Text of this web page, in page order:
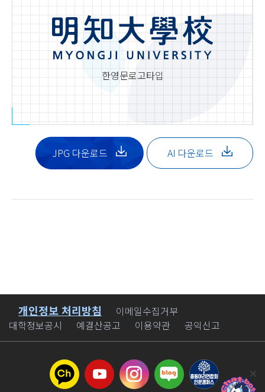
한영문로고타입
JPG 다운로드 AI 다운로드
바로가기
개인정보 처리방침
이메일수집거부
대학정보공시
예결산공고 이용약관 공익신고